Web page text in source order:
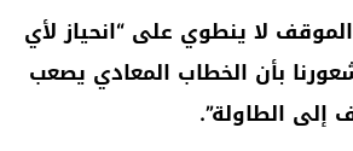
لا ينطوي على “انحياز لأي
بأن الخطاب المعادي يصعب
إلى الطاولة”.